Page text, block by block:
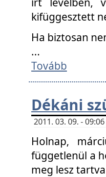
kifüggesztett
Ha biztosan
...
Tovább
Dékáni
2011. 03. 09. -
Holnap,
függetlenül a
meg lesz